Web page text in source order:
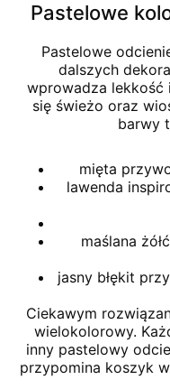
Pastelowe
Pastelowe
dalszych
wprowadza lekkość
się świeżo oraz
barwy
mięta
lawenda
maślana
jasny błękit
Ciekawym
wielokolorowy.
inny pastelowy
przypomina koszyk